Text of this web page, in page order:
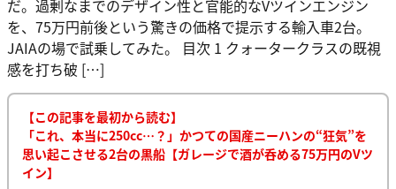
だ。過剰なまでのデザイン性と官能的なVツインエンジン
を、75万円前後という驚きの価格で提示する輸入車2台。
JAIAの場で試乗してみた。 目次 1 クォータークラスの既視
感を打ち破 […]
【この記事を最初から読む】
「これ、本当に250cc…？」かつての国産ニーハンの“狂気”を
思い起こさせる2台の黒船【ガレージで酒が呑める75万円のVツ
イン】